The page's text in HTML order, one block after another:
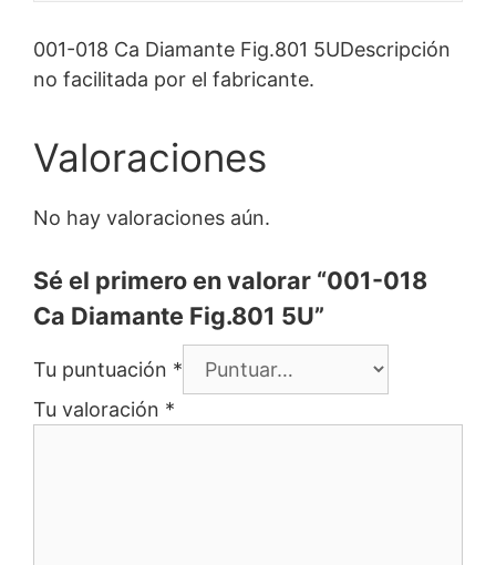
001-018 Ca Diamante Fig.801 5UDescripción
no facilitada por el fabricante.
Valoraciones
No hay valoraciones aún.
Sé el primero en valorar “001-018
Ca Diamante Fig.801 5U”
Tu puntuación *
Tu valoración *